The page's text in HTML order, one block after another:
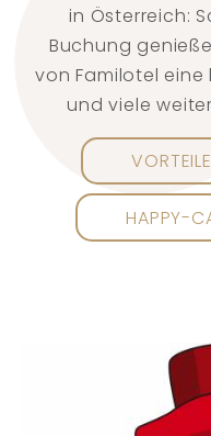
in Österreich:
Buchung
von Familotel
und viele
HAPPY-